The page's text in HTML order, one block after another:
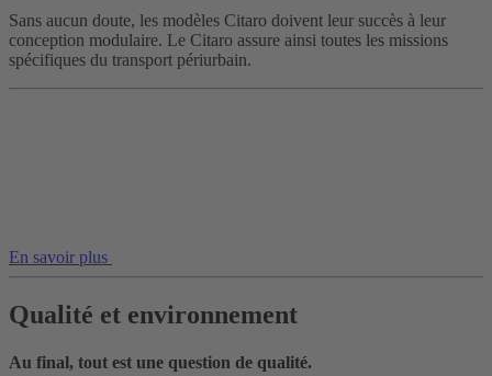
Sans aucun doute, les modèles Citaro doivent leur succès à leur
conception modulaire. Le Citaro assure ainsi toutes les missions
spécifiques du transport périurbain.
En savoir plus
Qualité et environnement
Au final, tout est une question de qualité.